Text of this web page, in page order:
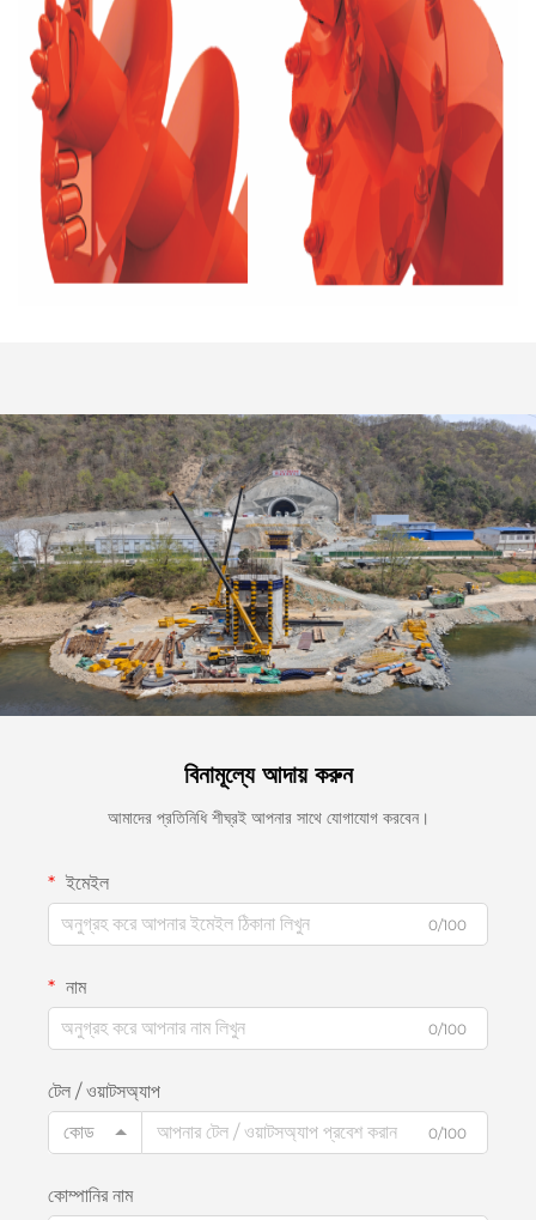
বিনামূল্যে আদায় করুন
আমাদের প্রতিনিধি শীঘ্রই আপনার সাথে যোগাযোগ করবেন।
ইমেইল
0/100
নাম
0/100
টেল / ওয়াটসঅ্যাপ
কোড
0/100
কোম্পানির নাম